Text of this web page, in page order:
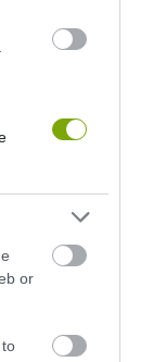
or
ÁLL: MOST